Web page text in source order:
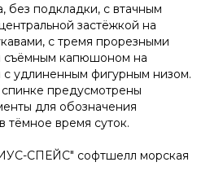
без подкладки, с втачным
застёжкой на
с тремя прорезными
съёмным капюшоном на
с удлиненным фигурным низом.
предусмотрены
для обозначения
тёмное время суток.
СПЕЙС" софтшелл морская